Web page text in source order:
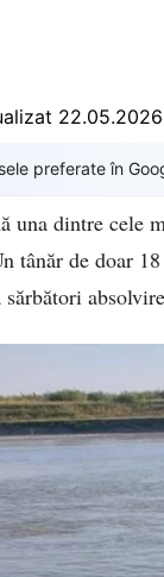
preferate în
una dintre
tânăr de doar